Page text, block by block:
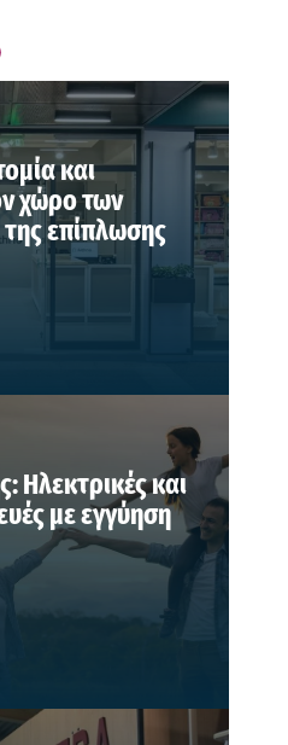
και
χώρο των
επίπλωσης
Ηλεκτρικές και
με εγγύηση